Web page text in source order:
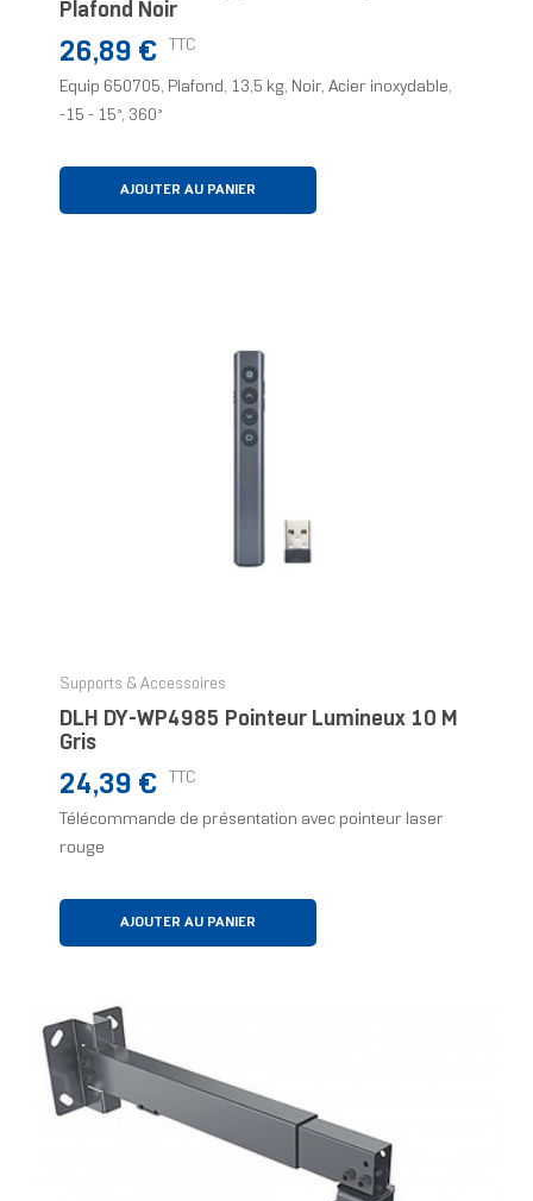
Plafond Noir
Prix
26,89 € TTC
Equip 650705, Plafond, 13,5 kg, Noir, Acier inoxydable,
-15 - 15°, 360°
AJOUTER AU PANIER
Supports & Accessoires
DLH DY-WP4985 Pointeur Lumineux 10 M
Gris
Prix
24,39 € TTC
Télécommande de présentation avec pointeur laser
rouge
AJOUTER AU PANIER